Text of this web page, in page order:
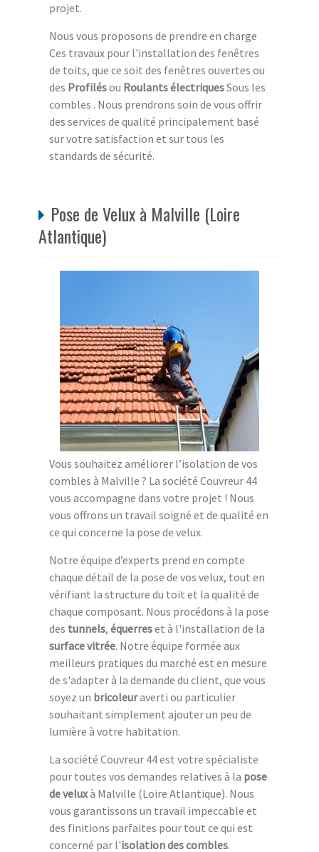
projet.
Nous vous proposons de prendre en charge
Ces travaux pour l'installation des fenêtres
de toits, que ce soit des fenêtres ouvertes ou
des Profilésou Roulants électriquesSous les
combles . Nous prendrons soin de vous offrir
des services de qualité principalement basé
sur votre satisfaction et sur tous les
standards de sécurité.
Pose de Velux à Malville (Loire
Atlantique)
Vous souhaitez améliorer l’isolation de vos
combles à Malville ? La société Couvreur 44
vous accompagne dans votre projet ! Nous
vous offrons un travail soigné et de qualité en
ce qui concerne la pose de velux.
Notre équipe d’experts prend en compte
chaque détail de la pose de vos velux, tout en
vérifiant la structure du toit et la qualité de
chaque composant. Nous procédons à la pose
des tunnels, équerreset à l'installation de la
surface vitrée. Notre équipe formée aux
meilleurs pratiques du marché est en mesure
de s'adapter à la demande du client, que vous
soyez un bricoleuraverti ou particulier
souhaitant simplement ajouter un peu de
lumière à votre habitation.
La société Couvreur 44 est votre spécialiste
pour toutes vos demandes relatives à la pose
de veluxà Malville (Loire Atlantique). Nous
vous garantissons un travail impeccable et
des finitions parfaites pour tout ce qui est
concerné par l'isolation des combles.